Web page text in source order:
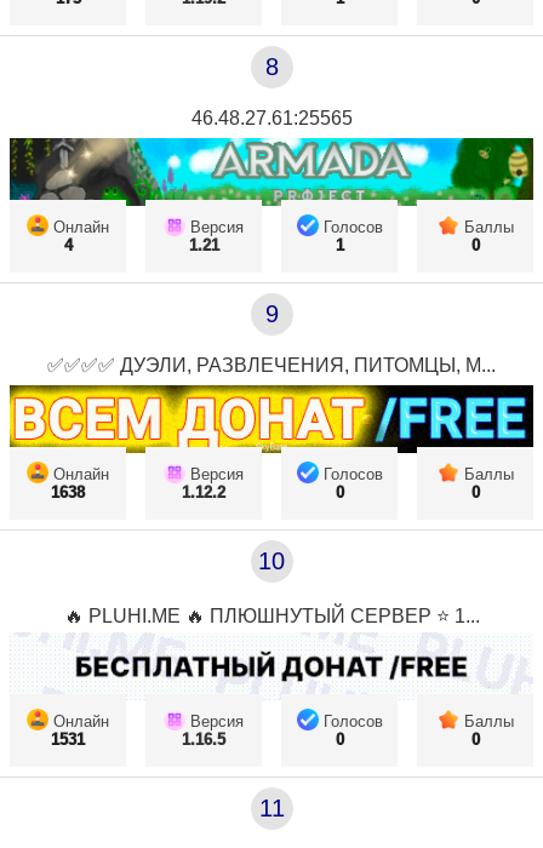
8
46.48.27.61:25565
Онлайн
4
Версия
1.21
Голосов
1
Баллы
0
9
✅✅✅✅ ДУЭЛИ, РАЗВЛЕЧЕНИЯ, ПИТОМЦЫ, М...
Онлайн
1638
Версия
1.12.2
Голосов
0
Баллы
0
10
🔥 PLUHI.ME 🔥 ПЛЮШНУТЫЙ СЕРВЕР ⭐ 1...
Онлайн
1531
Версия
1.16.5
Голосов
0
Баллы
0
11